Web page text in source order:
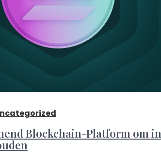
Blockchain-Platform om in